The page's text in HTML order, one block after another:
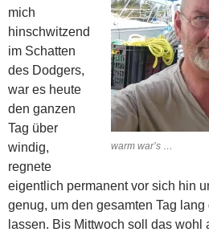
warm war’s …
mich
hinschwitzend
im Schatten
des Dodgers,
war es heute
den ganzen
Tag über
windig,
regnete
eigentlich permanent vor sich hin
genug, um den gesamten Tag
lassen. Bis Mittwoch soll das